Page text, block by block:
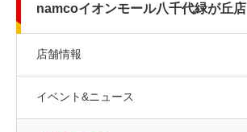
namcoイオンモール八千代緑が丘店
店舗情報
イベント&ニュース